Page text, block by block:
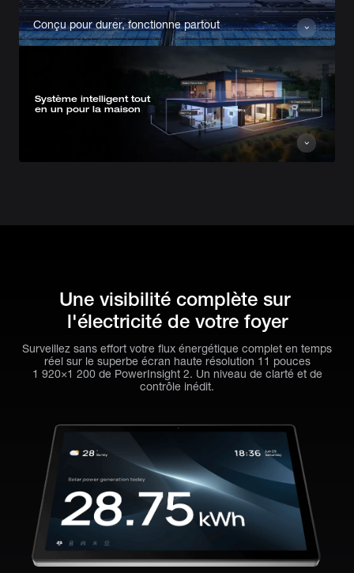
Conçu pour durer, fonctionne partout
Système intelligent tout
en un pour la maison
Une visibilité complète sur
l'électricité de votre foyer
Surveillez sans effort votre flux énergétique complet en temps
réel sur le superbe écran haute résolution 11 pouces
1 920×1 200 de PowerInsight 2. Un niveau de clarté et de
contrôle inédit.